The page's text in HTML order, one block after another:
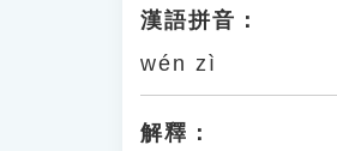
漢語拼音：
wén zì
解釋：